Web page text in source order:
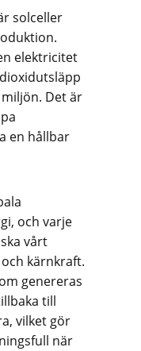
solceller
elektricitet
Det är
en hållbar
och varje
vårt
kärnkraft.
genereras
till
vilket gör
när